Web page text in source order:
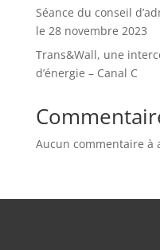
Séance du conseil
le 28 novembre 2023
Trans&Wall, une
d’énergie – Canal C
Aucun commentaire à